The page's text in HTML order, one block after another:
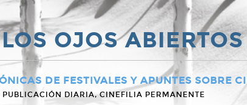
OJOS ABIERTOS
DE FESTIVALES Y APUNTES SOBRE
PUBLICACIÓN DIARIA, CINEFILIA PERMANENTE